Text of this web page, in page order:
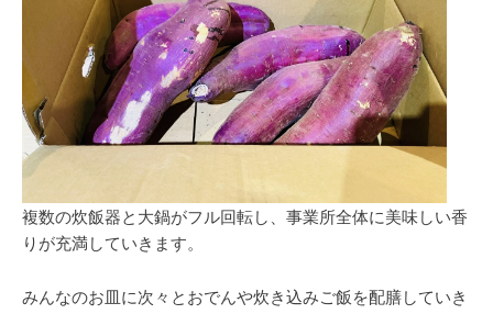
複数の炊飯器と大鍋がフル回転し、事業所全体に美味しい香
りが充満していきます。
みんなのお皿に次々とおでんや炊き込みご飯を配膳していき